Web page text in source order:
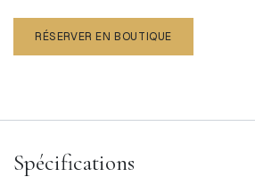
RÉSERVER EN BOUTIQUE
Spécifications